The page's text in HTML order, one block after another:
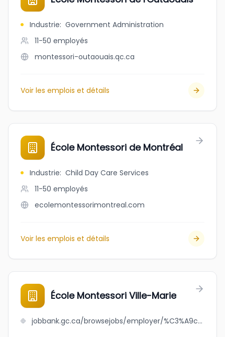
Industrie: Government Administration
11-50 employés
montessori-outaouais.qc.ca
Voir les emplois et détails
École Montessori de Montréal
Industrie: Child Day Care Services
11-50 employés
ecolemontessorimontreal.com
Voir les emplois et détails
École Montessori Ville-Marie
jobbank.gc.ca/browsejobs/employer/%C3%A9cole+montessori+ville-marie/ca